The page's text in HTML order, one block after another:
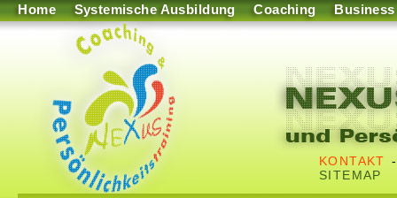
Home Systemische Ausbildung Coaching Business
KONTAKT
SITEMAP